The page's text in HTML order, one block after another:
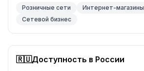
Розничные сети Интернет-магазины
Сетевой бизнес
🇷🇺Доступность в России